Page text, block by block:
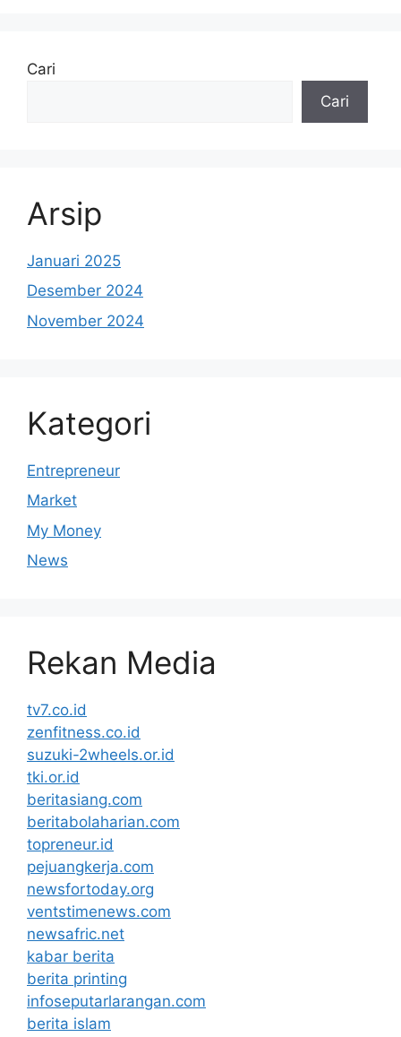
Cari
Cari
Arsip
Januari 2025
Desember 2024
November 2024
Kategori
Entrepreneur
Market
My Money
News
Rekan Media
tv7.co.id
zenfitness.co.id
suzuki-2wheels.or.id
tki.or.id
beritasiang.com
beritabolaharian.com
topreneur.id
pejuangkerja.com
newsfortoday.org
ventstimenews.com
newsafric.net
kabar berita
berita printing
infoseputarlarangan.com
berita islam